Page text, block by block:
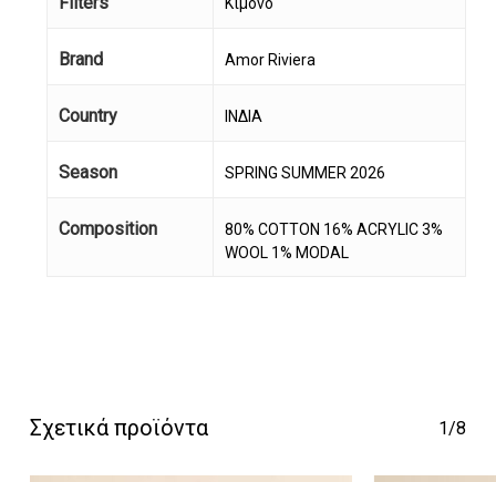
Κανένα προϊόν στο
Brand Amor Riviera
Country ΙΝΔΙΑ
Season SPRING SUMMER 2026
Composition
80% COTTON 16% ACRYLIC 3%
WOOL 1% MODAL
Σχετικά προϊόντα 1/8